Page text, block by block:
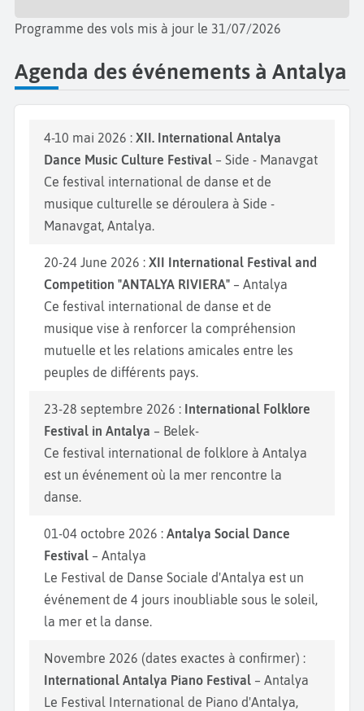
Programme des vols mis à jour le 31/07/2026
Agenda des événements à Antalya
4-10 mai 2026 : XII. International Antalya
Dance Music Culture Festival – Side - Manavgat
Ce festival international de danse et de
musique culturelle se déroulera à Side -
Manavgat, Antalya.
20-24 June 2026 : XII International Festival and
Competition "ANTALYA RIVIERA" – Antalya
Ce festival international de danse et de
musique vise à renforcer la compréhension
mutuelle et les relations amicales entre les
peuples de différents pays.
23-28 septembre 2026 : International Folklore
Festival in Antalya – Belek-
Ce festival international de folklore à Antalya
est un événement où la mer rencontre la
danse.
01-04 octobre 2026 : Antalya Social Dance
Festival – Antalya
Le Festival de Danse Sociale d'Antalya est un
événement de 4 jours inoubliable sous le soleil,
la mer et la danse.
Novembre 2026 (dates exactes à confirmer) :
International Antalya Piano Festival – Antalya
Le Festival International de Piano d'Antalya,